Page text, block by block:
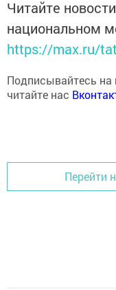
Читайте
национальном
https://max.ru/
Подписывайтесь на
читайте нас
Перейти